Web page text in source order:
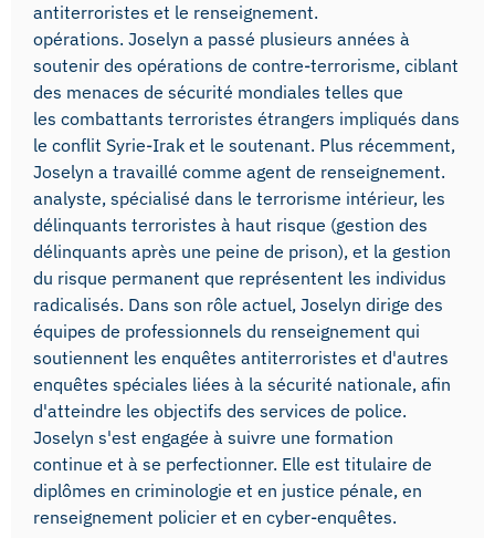
antiterroristes et le renseignement.
opérations. Joselyn a passé plusieurs années à
soutenir des opérations de contre-terrorisme, ciblant
des menaces de sécurité mondiales telles que
les combattants terroristes étrangers impliqués dans
le conflit Syrie-Irak et le soutenant. Plus récemment,
Joselyn a travaillé comme agent de renseignement.
analyste, spécialisé dans le terrorisme intérieur, les
délinquants terroristes à haut risque (gestion des
délinquants après une peine de prison), et la gestion
du risque permanent que représentent les individus
radicalisés. Dans son rôle actuel, Joselyn dirige des
équipes de professionnels du renseignement qui
soutiennent les enquêtes antiterroristes et d'autres
enquêtes spéciales liées à la sécurité nationale, afin
d'atteindre les objectifs des services de police.
Joselyn s'est engagée à suivre une formation
continue et à se perfectionner. Elle est titulaire de
diplômes en criminologie et en justice pénale, en
renseignement policier et en cyber-enquêtes.